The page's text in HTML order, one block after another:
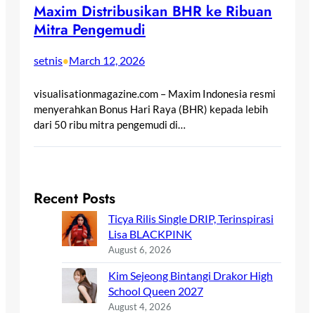
Maxim Distribusikan BHR ke Ribuan
Mitra Pengemudi
setnis•March 12, 2026
visualisationmagazine.com – Maxim Indonesia resmi
menyerahkan Bonus Hari Raya (BHR) kepada lebih
dari 50 ribu mitra pengemudi di…
Recent Posts
Ticya Rilis Single DRIP, Terinspirasi
Lisa BLACKPINK
August 6, 2026
Kim Sejeong Bintangi Drakor High
School Queen 2027
August 4, 2026